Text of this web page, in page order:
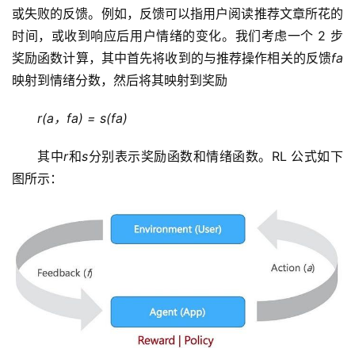
或失败的反馈。例如，反馈可以指用户阅读推荐文章所花的
时间，或收到响应后用户情绪的变化。我们考虑一个 2 步
奖励函数计算，其中首先将收到的与推荐操作相关的反馈fa
映射到情绪分数，然后将其映射到奖励
r(a，fa) = s(fa)
其中r和s分别表示奖励函数和情绪函数。RL 公式如下
图所示：